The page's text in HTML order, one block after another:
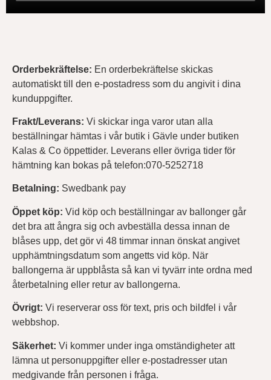
Orderbekräftelse: En orderbekräftelse skickas
automatiskt till den e-postadress som du angivit i dina
kunduppgifter.
Frakt/Leverans: Vi skickar inga varor utan alla
beställningar hämtas i vår butik i Gävle under butiken
Kalas & Co öppettider. Leverans eller övriga tider för
hämtning kan bokas på telefon:070-5252718
Betalning: Swedbank pay
Öppet köp: Vid köp och beställningar av ballonger går
det bra att ångra sig och avbeställa dessa innan de
blåses upp, det gör vi 48 timmar innan önskat angivet
upphämtningsdatum som angetts vid köp. När
ballongerna är uppblåsta så kan vi tyvärr inte ordna med
återbetalning eller retur av ballongerna.
Övrigt: Vi reserverar oss för text, pris och bildfel i vår
webbshop.
Säkerhet: Vi kommer under inga omständigheter att
lämna ut personuppgifter eller e-postadresser utan
medgivande från personen i fråga.